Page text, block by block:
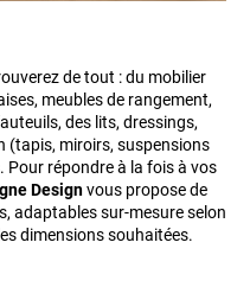
de tout : du mobilier
meubles de rangement,
des lits, dressings,
(tapis, miroirs, suspensions
Pour répondre à la fois à vos
Designvous propose de
adaptables sur-mesure selon
dimensions souhaitées.